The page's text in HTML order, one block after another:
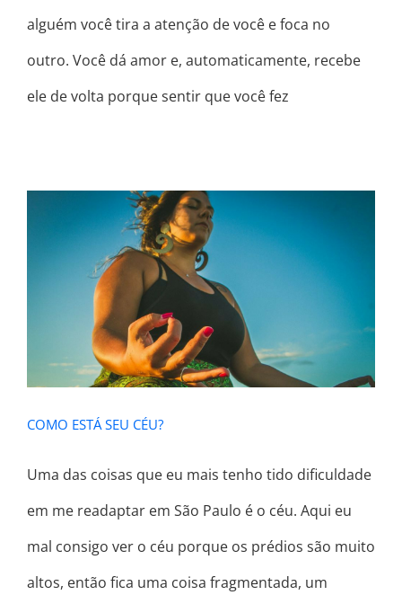
alguém você tira a atenção de você e foca no
outro. Você dá amor e, automaticamente, recebe
ele de volta porque sentir que você fez
COMO ESTÁ SEU CÉU?
COMO ESTÁ SEU CÉU?
Uma das coisas que eu mais tenho tido dificuldade
em me readaptar em São Paulo é o céu. Aqui eu
mal consigo ver o céu porque os prédios são muito
altos, então fica uma coisa fragmentada, um